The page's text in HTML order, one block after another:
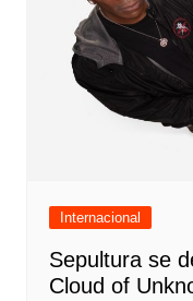
Internacional
Sepultura se
Cloud of